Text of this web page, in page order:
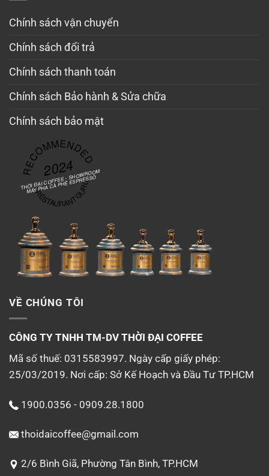
Chính sách vận chuyển
Chính sách đổi trả
Chính sách thanh toán
Chính sách Bảo hành & Sửa chữa
Chính sách bảo mật
RECOMMENDED
2024
THỜI ĐẠI COFFEE - SHOWROOM
MÁY PHA CÀ PHÊ ESPRESSO
RESTAURANT GURU
VỀ CHÚNG TÔI
CÔNG TY TNHH TM-DV THỜI ĐẠI COFFEE
Mã số thuế: 0315583997. Ngày cấp giấy phép:
25/03/2019. Nơi cấp: Sở Kế Hoạch và Đầu Tư TP.HCM
1900.0356 - 0909.28.1800
thoidaicoffee@gmail.com
2/6 Bình Giã, Phường Tân Bình, TP.HCM